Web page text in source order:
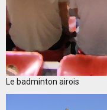
Le badminton airois